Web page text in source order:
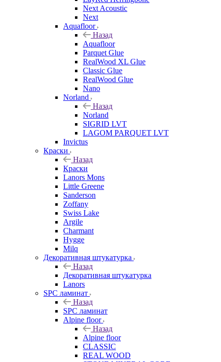
Next Acoustic
Next
Aquafloor
Назад
Aquafloor
Parquet Glue
RealWood XL Glue
Classic Glue
RealWood Glue
Nano
Norland
Назад
Norland
SIGRID LVT
LAGOM PARQUET LVT
Invictus
Краски
Назад
Краски
Lanors Mons
Little Greene
Sanderson
Zoffany
Swiss Lake
Argile
Charmant
Hygge
Milq
Декоративная штукатурка
Назад
Декоративная штукатурка
Lanors
SPC ламинат
Назад
SPC ламинат
Alpine floor
Назад
Alpine floor
CLASSIC
REAL WOOD